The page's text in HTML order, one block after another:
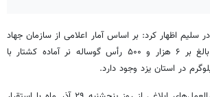
سلیم اظهار کرد: بر اساس آمار اعلامی از سازمان جهاد
کشاورزی در حال حاضر بالغ بر ۶ هزار و ۵۰۰ رأس گوساله نر آماده کشتار با